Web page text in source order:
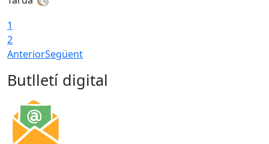
1
2
AnteriorSegüent
Butlletí digital